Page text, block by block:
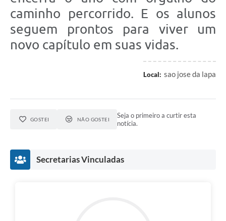
caminho percorrido. E os alunos
seguem prontos para viver um
novo capítulo em suas vidas.
Local: sao jose da lapa
GOSTEI NÃO GOSTEI
Seja o primeiro a curtir esta
notícia.
Secretarias Vinculadas